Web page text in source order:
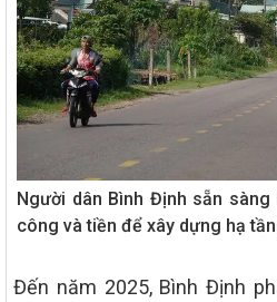
Người dân Bình Định sẵn
công và tiền để xây dựng hạ
Đến năm 2025, Bình Định